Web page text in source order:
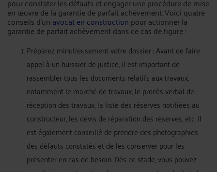
pour constater les défauts et engager une procédure de mise
en œuvre de la garantie de parfait achèvement. Voici quatre
conseils d'un avocat en construction pour actionner la
garantie de parfait achèvement dans ce cas de figure :
Préparez minutieusement votre dossier : Avant de faire
appel à un huissier de justice, il est important de
rassembler tous les documents relatifs aux travaux,
notamment le marché de travaux, le procès-verbal de
réception des travaux, la liste des réserves notifiées au
constructeur, les devis de réparation des réserves, etc. Il
est également conseillé de prendre des photographies
des défauts constatés et de les conserver pour les
présenter en cas de besoin. Dès ce stade, vous pouvez